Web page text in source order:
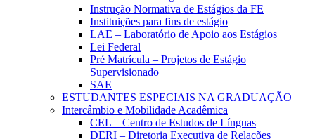
Instrução Normativa de Estágios da FE
Instituições para fins de estágio
LAE – Laboratório de Apoio aos Estágios
Lei Federal
Pré Matrícula – Projetos de Estágio
Supervisionado
SAE
ESTUDANTES ESPECIAIS NA GRADUAÇÃO
Intercâmbio e Mobilidade Acadêmica
CEL – Centro de Estudos de Línguas
DERI – Diretoria Executiva de Relações